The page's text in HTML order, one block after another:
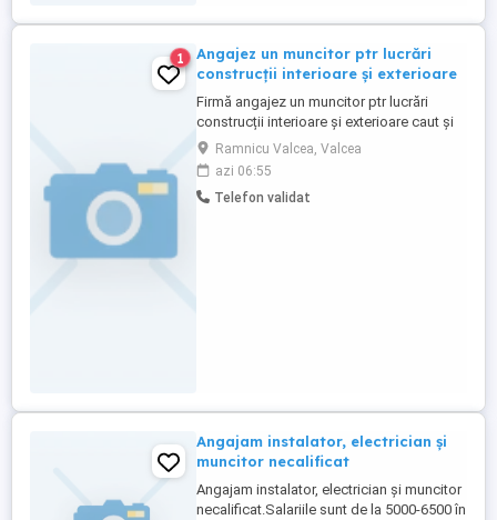
1
Angajez un muncitor ptr lucrări
construcții interioare și exterioare
Firmă angajez un muncitor ptr lucrări
construcții interioare și exterioare caut și
un muncitor necalificat
Ramnicu Valcea, Valcea
azi 06:55
Telefon validat
Angajam instalator, electrician și
muncitor necalificat
Angajam instalator, electrician și muncitor
necalificat.Salariile sunt de la 5000-6500 în